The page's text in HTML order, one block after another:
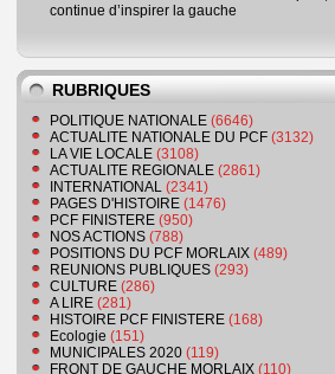
continue d’inspirer la gauche
RUBRIQUES
POLITIQUE NATIONALE (6646)
ACTUALITE NATIONALE DU PCF (3132)
LA VIE LOCALE (3108)
ACTUALITE REGIONALE (2861)
INTERNATIONAL (2341)
PAGES D'HISTOIRE (1476)
PCF FINISTERE (950)
NOS ACTIONS (788)
POSITIONS DU PCF MORLAIX (489)
REUNIONS PUBLIQUES (293)
CULTURE (286)
A LIRE (281)
HISTOIRE PCF FINISTERE (168)
Ecologie (151)
MUNICIPALES 2020 (119)
FRONT DE GAUCHE MORLAIX (110)